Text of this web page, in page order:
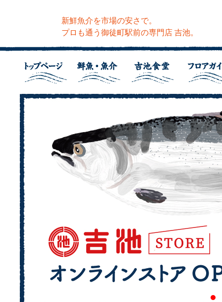
新鮮魚介を市場の安さで。
プロも通う御徒町駅前の専門店 吉池。